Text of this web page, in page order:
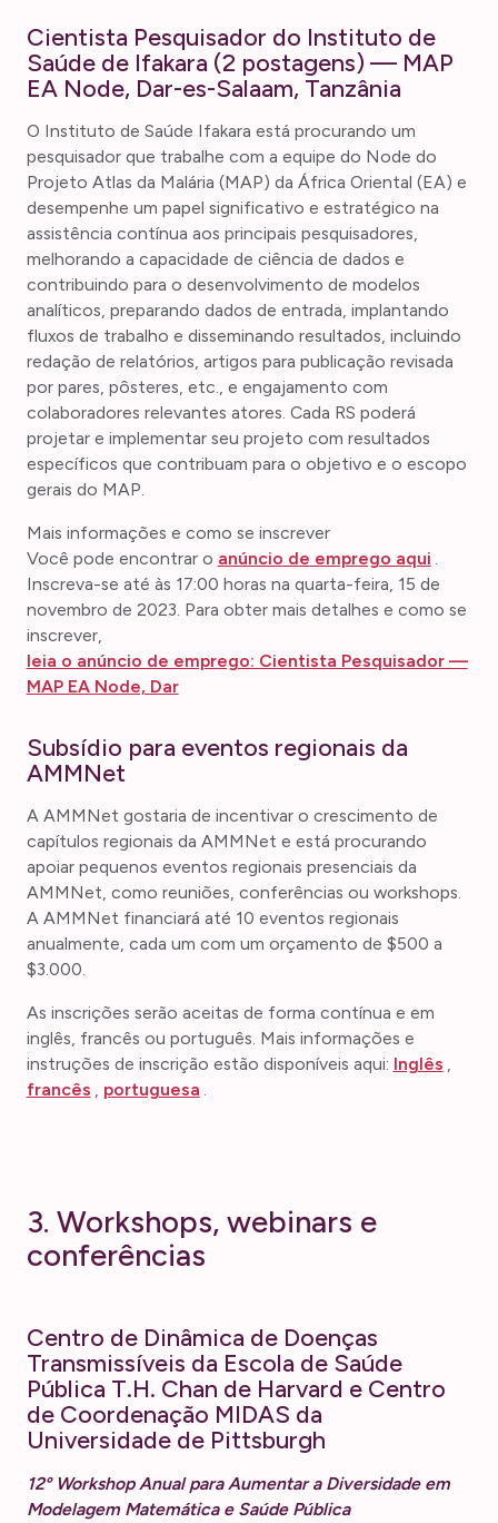
Cientista Pesquisador do Instituto de
Saúde de Ifakara (2 postagens) — MAP
EA Node, Dar-es-Salaam, Tanzânia
O Instituto de Saúde Ifakara está procurando um
pesquisador que trabalhe com a equipe do Node do
Projeto Atlas da Malária (MAP) da África Oriental (EA) e
desempenhe um papel significativo e estratégico na
assistência contínua aos principais pesquisadores,
melhorando a capacidade de ciência de dados e
contribuindo para o desenvolvimento de modelos
analíticos, preparando dados de entrada, implantando
fluxos de trabalho e disseminando resultados, incluindo
redação de relatórios, artigos para publicação revisada
por pares, pôsteres, etc., e engajamento com
colaboradores relevantes atores. Cada RS poderá
projetar e implementar seu projeto com resultados
específicos que contribuam para o objetivo e o escopo
gerais do MAP.
Mais informações e como se inscrever
Você pode encontrar o anúncio de emprego aqui .
Inscreva-se até às 17:00 horas na quarta-feira, 15 de
novembro de 2023. Para obter mais detalhes e como se
inscrever,
leia o anúncio de emprego: Cientista Pesquisador —
MAP EA Node, Dar
Subsídio para eventos regionais da
AMMNet
A AMMNet gostaria de incentivar o crescimento de
capítulos regionais da AMMNet e está procurando
apoiar pequenos eventos regionais presenciais da
AMMNet, como reuniões, conferências ou workshops.
A AMMNet financiará até 10 eventos regionais
anualmente, cada um com um orçamento de $500 a
$3.000.
As inscrições serão aceitas de forma contínua e em
inglês, francês ou português. Mais informações e
instruções de inscrição estão disponíveis aqui: Inglês ,
francês , portuguesa .
3. Workshops, webinars e
conferências
Centro de Dinâmica de Doenças
Transmissíveis da Escola de Saúde
Pública T.H. Chan de Harvard e Centro
de Coordenação MIDAS da
Universidade de Pittsburgh
12º Workshop Anual para Aumentar a Diversidade em
Modelagem Matemática e Saúde Pública